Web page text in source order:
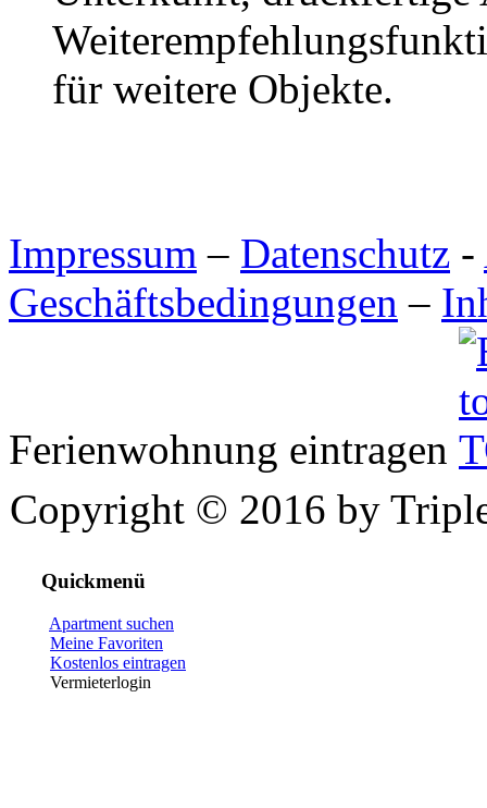
für weitere Objekte.
Impressum – Datenschutz -
Geschäftsbedingungen –
Ferienwohnung eintragen
Copyright © 2016 by
Quickmenü
Apartment suchen
Meine Favoriten
Kostenlos eintragen
Vermieterlogin